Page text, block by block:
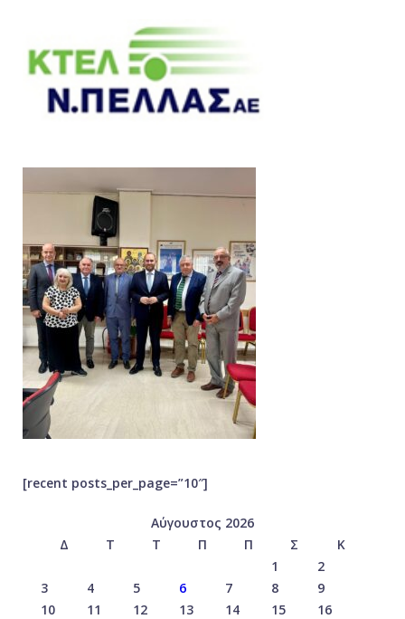
[recent posts_per_page=”10″]
Αύγουστος 2026
Δ
Τ Τ Π Π Σ
Κ
1
2
3
4 5 6 7 8
9
10
11 12 13 14 15
16